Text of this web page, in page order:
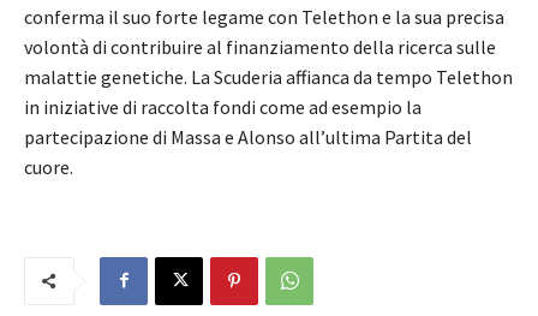
conferma il suo forte legame con Telethon e la sua precisa
volontà di contribuire al finanziamento della ricerca sulle
malattie genetiche. La Scuderia affianca da tempo Telethon
in iniziative di raccolta fondi come ad esempio la
partecipazione di Massa e Alonso all’ultima Partita del
cuore.